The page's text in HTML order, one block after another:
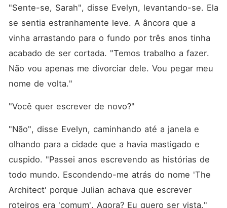
"Sente-se, Sarah", disse Evelyn, levantando-se. Ela
se sentia estranhamente leve. A âncora que a
vinha arrastando para o fundo por três anos tinha
acabado de ser cortada. "Temos trabalho a fazer.
Não vou apenas me divorciar dele. Vou pegar meu
nome de volta."
"Você quer escrever de novo?"
"Não", disse Evelyn, caminhando até a janela e
olhando para a cidade que a havia mastigado e
cuspido. "Passei anos escrevendo as histórias de
todo mundo. Escondendo-me atrás do nome 'The
Architect' porque Julian achava que escrever
roteiros era 'comum'. Agora? Eu quero ser vista."